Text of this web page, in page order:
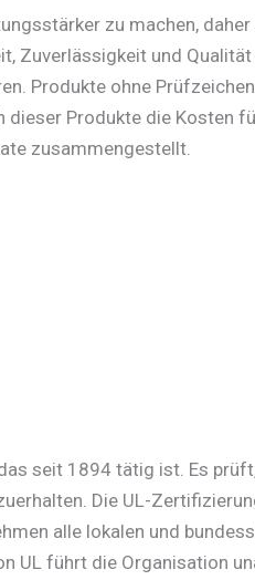
zu machen,
Zuverlässigkeit und
Produkte ohne
Produkte die Kosten
zusammengestellt.
seit 1894 tätig ist. Es
Die UL-
alle lokalen und
UL führt die Organisation